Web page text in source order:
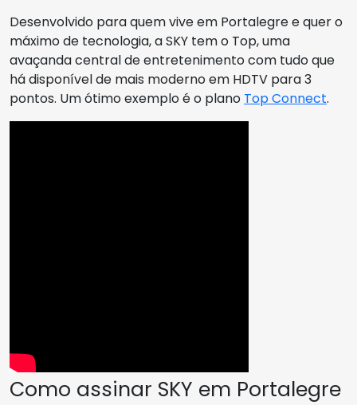
Desenvolvido para quem vive em Portalegre e quer o
máximo de tecnologia, a SKY tem o Top, uma
avaçanda central de entretenimento com tudo que
há disponível de mais moderno em HDTV para 3
pontos. Um ótimo exemplo é o plano Top Connect.
Como assinar SKY em Portalegre